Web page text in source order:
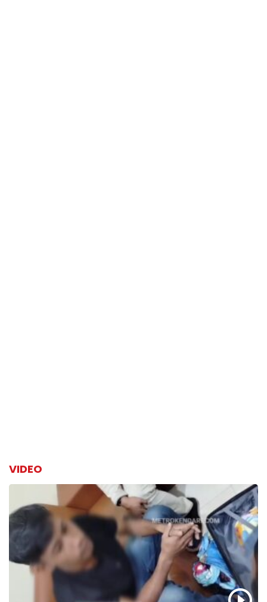
VIDEO